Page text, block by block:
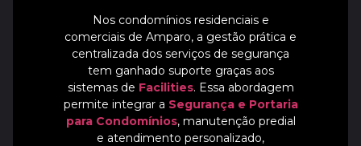
Nos condomínios residenciais e
comerciais de Amparo, a gestão prática e
centralizada dos serviços de segurança
tem ganhado suporte graças aos
sistemas de Facilities. Essa abordagem
permite integrar a Segurança e Portaria
para Condomínios, manutenção predial
e atendimento personalizado,